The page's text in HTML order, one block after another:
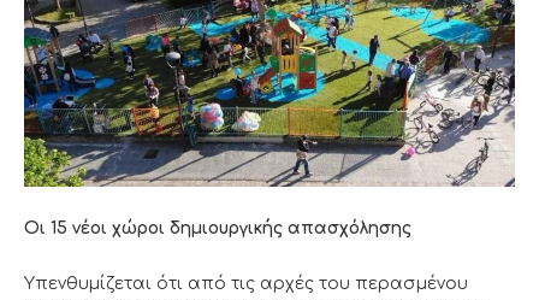
Οι 15 νέοι χώροι δημιουργικής απασχόλησης
Υπενθυμίζεται ότι από τις αρχές του περασμένου